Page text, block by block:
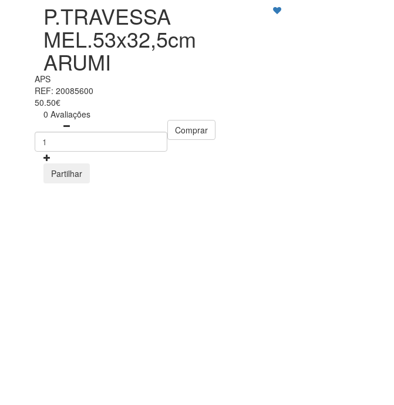
P.TRAVESSA
MEL.53x32,5cm
ARUMI
APS
REF: 20085600
50.50€
0 Avaliações
Comprar
Partilhar